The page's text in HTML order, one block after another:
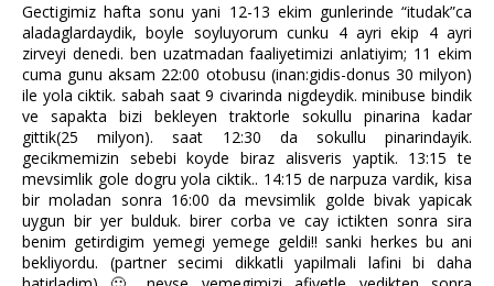
Gectigimiz hafta sonu yani 12-13 ekim gunlerinde “itudak”ca
aladaglardaydik, boyle soyluyorum cunku 4 ayri ekip 4 ayri
zirveyi denedi. ben uzatmadan faaliyetimizi anlatiyim; 11 ekim
cuma gunu aksam 22:00 otobusu (inan:gidis-donus 30 milyon)
ile yola ciktik. sabah saat 9 civarinda nigdeydik. minibuse bindik
ve sapakta bizi bekleyen traktorle sokullu pinarina kadar
gittik(25 milyon). saat 12:30 da sokullu pinarindayik.
gecikmemizin sebebi koyde biraz alisveris yaptik. 13:15 te
mevsimlik gole dogru yola ciktik.. 14:15 de narpuza vardik, kisa
bir moladan sonra 16:00 da mevsimlik golde bivak yapicak
uygun bir yer bulduk. birer corba ve cay ictikten sonra sira
benim getirdigim yemegi yemege geldi!! sanki herkes bu ani
bekliyordu. (partner secimi dikkatli yapilmali lafini bi daha